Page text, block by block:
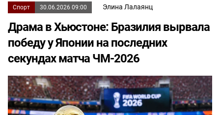
Спорт 30.06.2026 09:00 Элина Лалаянц
Драма в Хьюстоне: Бразилия вырвала
победу у Японии на последних
секундах матча ЧМ-2026